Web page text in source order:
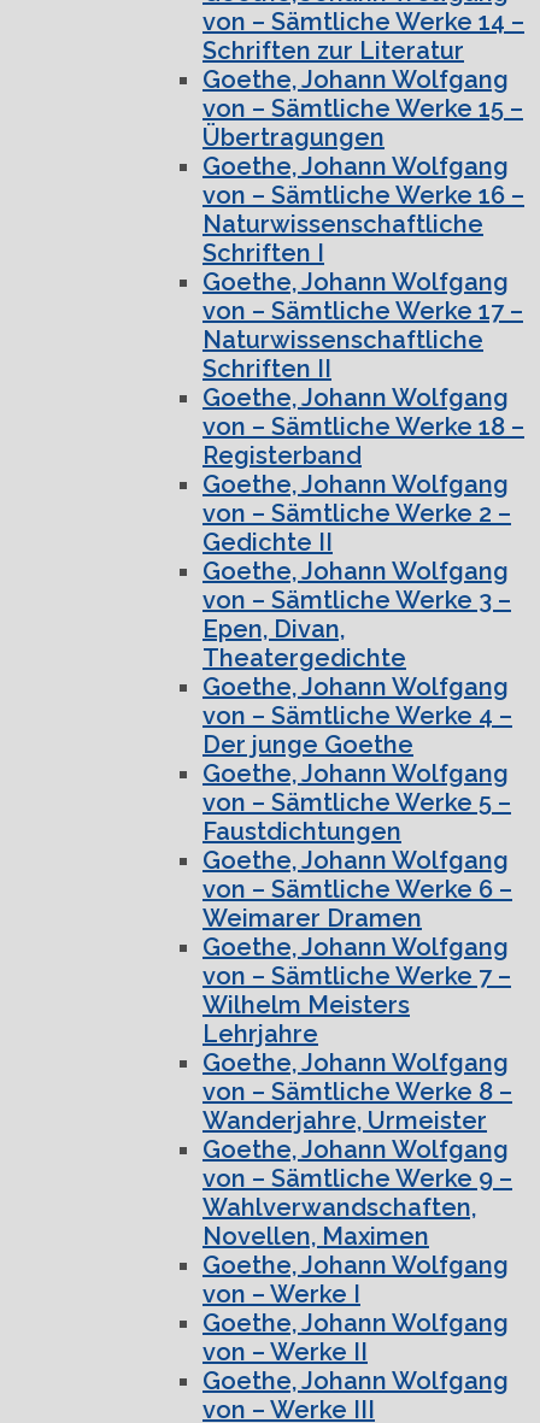
von – Sämtliche Werke 14 –
Schriften zur Literatur
Goethe, Johann Wolfgang
von – Sämtliche Werke 15 –
Übertragungen
Goethe, Johann Wolfgang
von – Sämtliche Werke 16 –
Naturwissenschaftliche
Schriften I
Goethe, Johann Wolfgang
von – Sämtliche Werke 17 –
Naturwissenschaftliche
Schriften II
Goethe, Johann Wolfgang
von – Sämtliche Werke 18 –
Registerband
Goethe, Johann Wolfgang
von – Sämtliche Werke 2 –
Gedichte II
Goethe, Johann Wolfgang
von – Sämtliche Werke 3 –
Epen, Divan,
Theatergedichte
Goethe, Johann Wolfgang
von – Sämtliche Werke 4 –
Der junge Goethe
Goethe, Johann Wolfgang
von – Sämtliche Werke 5 –
Faustdichtungen
Goethe, Johann Wolfgang
von – Sämtliche Werke 6 –
Weimarer Dramen
Goethe, Johann Wolfgang
von – Sämtliche Werke 7 –
Wilhelm Meisters
Lehrjahre
Goethe, Johann Wolfgang
von – Sämtliche Werke 8 –
Wanderjahre, Urmeister
Goethe, Johann Wolfgang
von – Sämtliche Werke 9 –
Wahlverwandschaften,
Novellen, Maximen
Goethe, Johann Wolfgang
von – Werke I
Goethe, Johann Wolfgang
von – Werke II
Goethe, Johann Wolfgang
von – Werke III